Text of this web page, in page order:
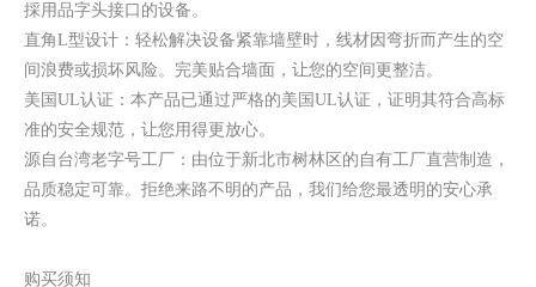
採用品字头接口的设备。
直角L型设计：轻松解决设备紧靠墙壁时，线材因弯折而产生的空
间浪费或损坏风险。完美贴合墙面，让您的空间更整洁。
美国UL认证：本产品已通过严格的美国UL认证，证明其符合高标
准的安全规范，让您用得更放心。
源自台湾老字号工厂：由位于新北市树林区的自有工厂直营制造，
品质稳定可靠。拒绝来路不明的产品，我们给您最透明的安心承
诺。
购买须知